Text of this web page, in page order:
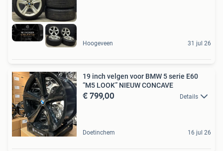
Hoogeveen 31 jul 26
19 inch velgen voor BMW 5 serie E60
“M5 LOOK” NIEUW CONCAVE
€ 799,00 Details
Doetinchem 16 jul 26